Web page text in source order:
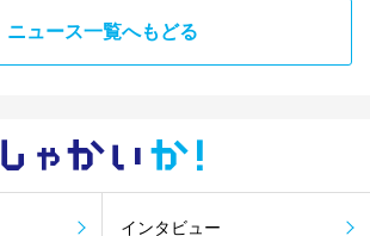
ニュース一覧へもどる
しゃかい か！
インタビュー